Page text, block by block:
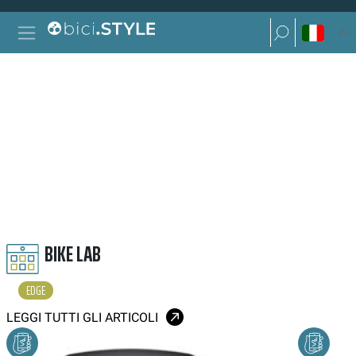
Vai al contenuto
Navigazione principale
Ricerca per:
Ricerca per:
BIKE LAB
EDGE
LEGGI TUTTI GLI ARTICOLI